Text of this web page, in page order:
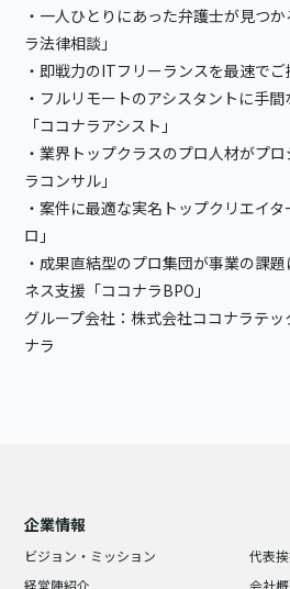
・一人ひとりにあった弁護士が見つ
ラ法律相談」
・即戦力のITフリーランスを最速でご
・フルリモートのアシスタントに手
「ココナラアシスト」
・業界トップクラスのプロ人材がプ
ラコンサル」
・案件に最適な実名トップクリエイ
ロ」
・成果直結型のプロ集団が事業の課
ネス支援「ココナラBPO」
グループ会社：株式会社ココナラテ
ナラ
企業情報
ビジョン・ミッション
代表